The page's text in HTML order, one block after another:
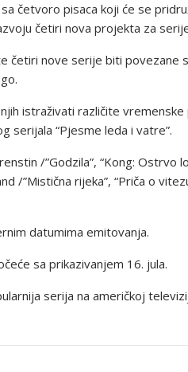
četvoro pisaca koji će se
četiri nova projekta za
četiri nove serije biti povezane
istraživati različite
serijala “Pjesme leda i vatre”.
/”Godzila”, “Kong: Ostrvo
/”Mistična rijeka”, “Priča o
datumima emitovanja.
sa prikazivanjem 16. jula.
serija na američkoj